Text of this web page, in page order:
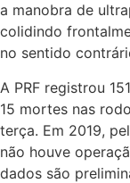
a manobra de
colidindo
no sentido
A PRF registrou
15 mortes nas
terça. Em 2019,
não houve
dados são